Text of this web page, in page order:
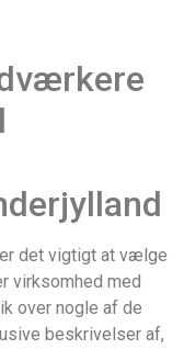
det vigtigt at vælge
virksomhed med
over nogle af de
beskrivelser af,